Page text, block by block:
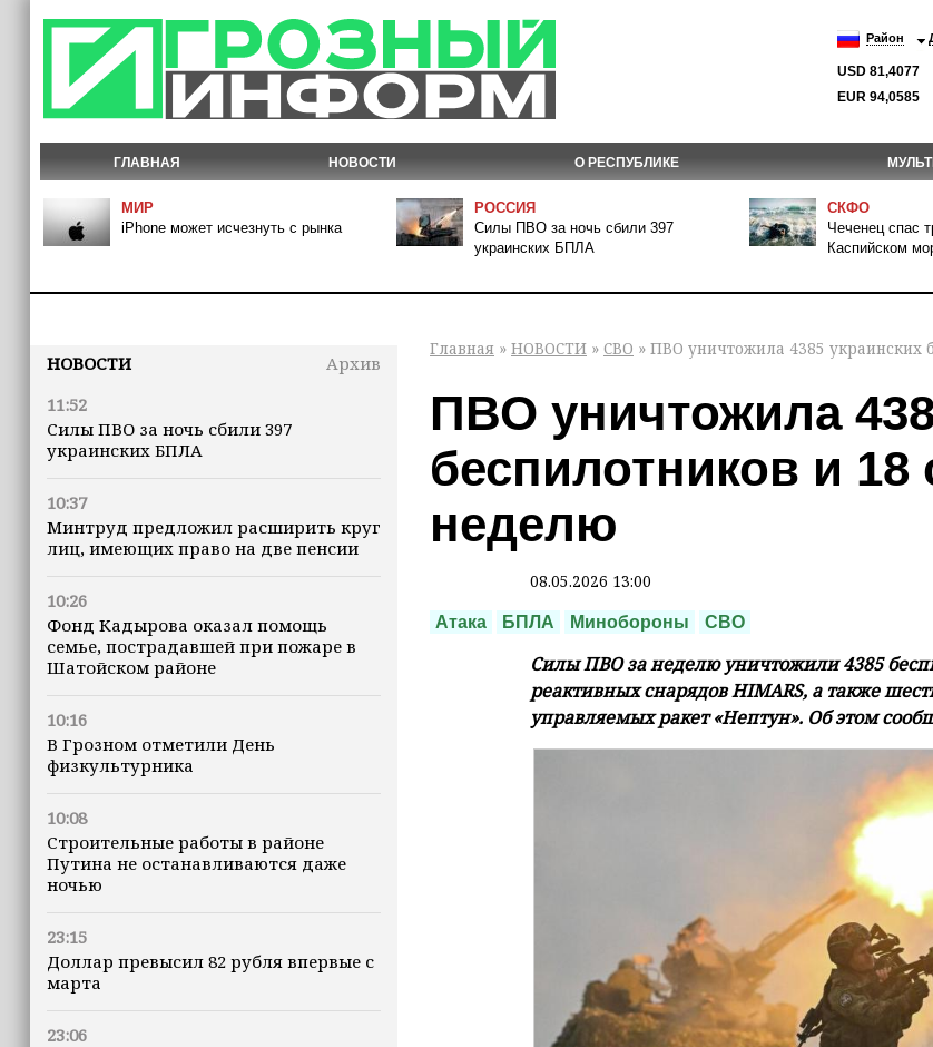
Район
USD 81,4077
EUR 94,0585
ГЛАВНАЯ НОВОСТИ О РЕСПУБЛИКЕ
МИР
iPhone может исчезнуть с рынка
РОССИЯ
Силы ПВО за ночь сбили 397
украинских БПЛА
СКФО
Чеченец спас
Каспийском
НОВОСТИ
Архив
11:52
Силы ПВО за ночь сбили 397
украинских БПЛА
10:37
Минтруд предложил расширить круг
лиц, имеющих право на две пенсии
10:26
Фонд Кадырова оказал помощь
семье, пострадавшей при пожаре в
Шатойском районе
10:16
В Грозном отметили День
физкультурника
10:08
Строительные работы в районе
Путина не останавливаются даже
ночью
23:15
Доллар превысил 82 рубля впервые с
марта
23:06
Главная » НОВОСТИ » СВО » ПВО уничтожила 4385 украинских
ПВО уничтожила
беспилотников и 18
неделю
08.05.2026 13:00
Атака БПЛА Минобороны СВО
Силы ПВО за неделю уничтожили 4385
реактивных снарядов HIMARS, а также
управляемых ракет «Нептун». Об этом